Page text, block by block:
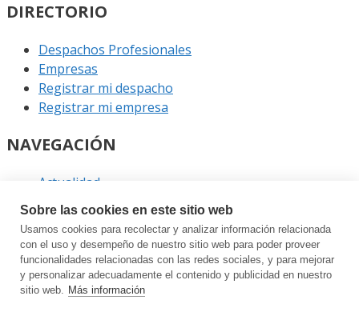
DIRECTORIO
Despachos Profesionales
Empresas
Registrar mi despacho
Registrar mi empresa
NAVEGACIÓN
Actualidad
Podcast
Entrevistas
Eventos
ENLACES
Sobre las cookies en este sitio web
Usamos cookies para recolectar y analizar información relacionada
con el uso y desempeño de nuestro sitio web para poder proveer
funcionalidades relacionadas con las redes sociales, y para mejorar
y personalizar adecuadamente el contenido y publicidad en nuestro
sitio web. Más información